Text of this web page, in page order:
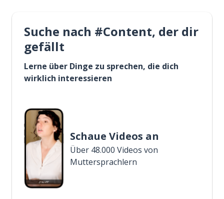
Suche nach #Content, der dir
gefällt
Lerne über Dinge zu sprechen, die dich
wirklich interessieren
Schaue Videos an
Über 48.000 Videos von
Muttersprachlern